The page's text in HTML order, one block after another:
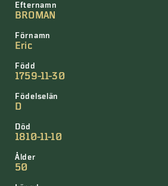
Efternamn
BROMAN
Förnamn
Eric
Född
1759-11-30
Födelselän
D
Död
1810-11-10
Ålder
50